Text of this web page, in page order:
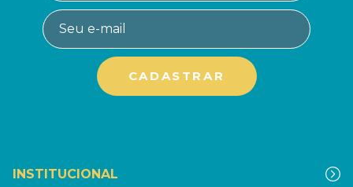
INSTITUCIONAL